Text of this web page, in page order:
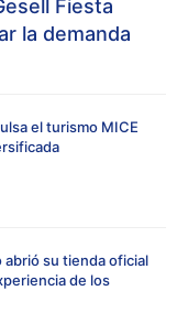
Fiesta
la demanda
el turismo MICE
abrió su tienda oficial
de los